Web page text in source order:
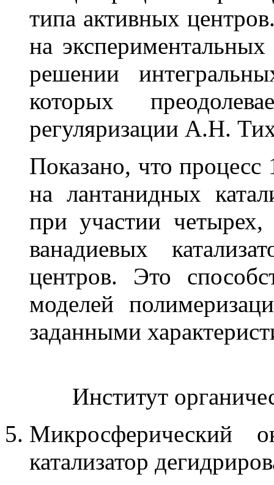
типа активных
на
решении
которых
регуляризации А.Н.
Показано, что
на лантанидных
при участии четырех,
ванадиевых
центров. Это
моделей
заданными
Институт
Микросферический
катализатор